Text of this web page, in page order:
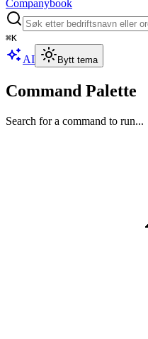
Companybook
⌘K
AI Bytt tema
Command Palette
Search for a command to run...